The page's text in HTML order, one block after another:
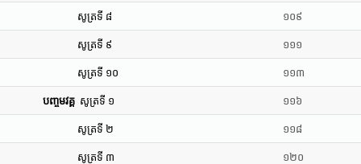
សូត្រទី ៨ ១០៩
សូត្រទី ៩ ១១១
សូត្រទី ១០ ១១៣
បញ្ចមវគ្គ សូត្រទី ១ ១១៦
សូត្រទី ២ ១១៨
សូត្រទី ៣ ១២០